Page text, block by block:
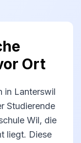
Ort
in Lanterswil
Studierende
Wil, die
liegt. Diese